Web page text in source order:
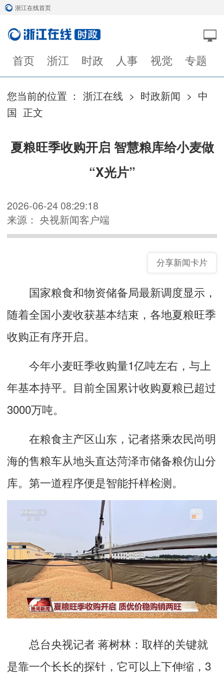
浙江在线首页
首页 浙江 时政 人事 视觉 专题
您当前的位置 ： 浙江在线 > 时政新闻 > 中
国 正文
夏粮旺季收购开启 智慧粮库给小麦做
“X光片”
2026-06-24 08:29:18
来源： 央视新闻客户端
分享新闻卡片
国家粮食和物资储备局最新调度显示，
随着全国小麦收获基本结束，各地夏粮旺季
收购正有序开启。
今年小麦旺季收购量1亿吨左右，与上
年基本持平。目前全国累计收购夏粮已超过
3000万吨。
在粮食主产区山东，记者搭乘农民尚明
海的售粮车从地头直达菏泽市储备粮仿山分
库。第一道程序便是智能扦样检测。
总台央视记者 蒋树林： 取样的关键就
是靠一个长长的探针，它可以上下伸缩，3